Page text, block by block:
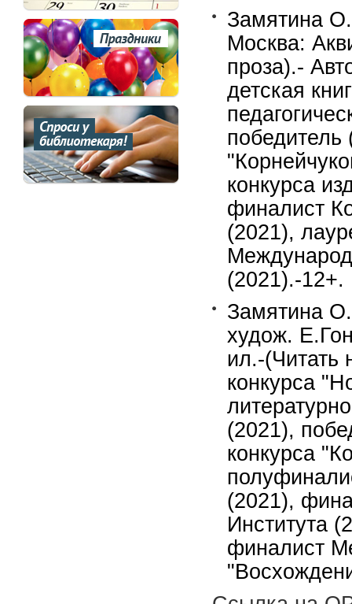
Замятина
Москва:
проза).-
детская
конкурса
финалист
(2021),
(2021).-12+.
Замятина
худож.
ил.-(Читать
конкурса
(2021),
конкурса
(2021),
Института
финалист